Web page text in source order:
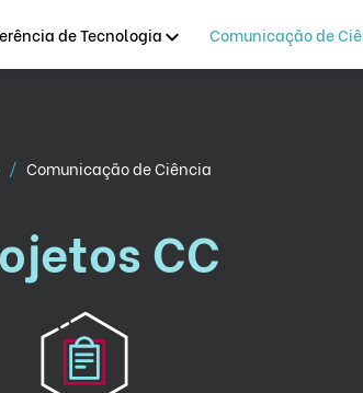
de Tecnologia Comunicação de
Comunicação de Ciência
CC